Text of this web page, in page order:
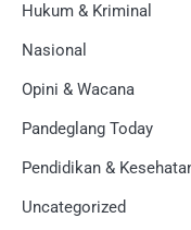
Hukum & Kriminal
Nasional
Opini & Wacana
Pandeglang Today
Pendidikan &
Uncategorized